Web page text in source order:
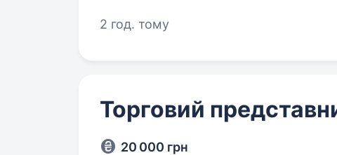
принцип роботи компанії…
2 год. тому
Торговий
20 000 грн